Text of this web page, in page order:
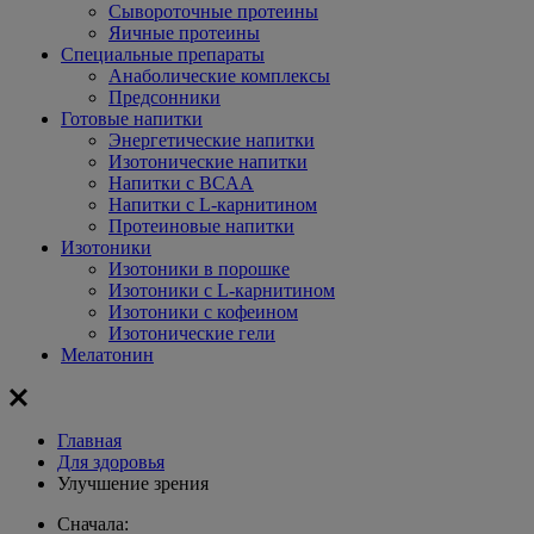
Сывороточные протеины
Яичные протеины
Специальные препараты
Анаболические комплексы
Предсонники
Готовые напитки
Энергетические напитки
Изотонические напитки
Напитки с BCAA
Напитки с L-карнитином
Протеиновые напитки
Изотоники
Изотоники в порошке
Изотоники с L-карнитином
Изотоники с кофеином
Изотонические гели
Мелатонин
Главная
Для здоровья
Улучшение зрения
Сначала: